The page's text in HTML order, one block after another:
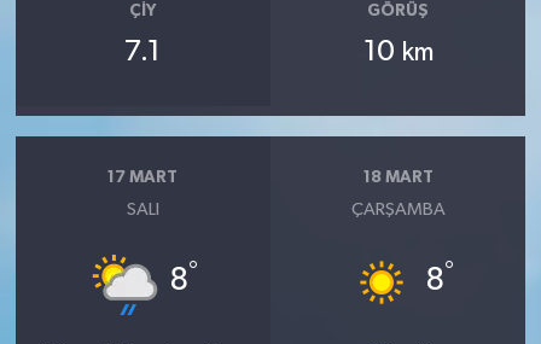
ÇIY
7.1
GÖRÜŞ
10 km
17 MART
SALI
8°
18 MART
ÇARŞAMBA
8°